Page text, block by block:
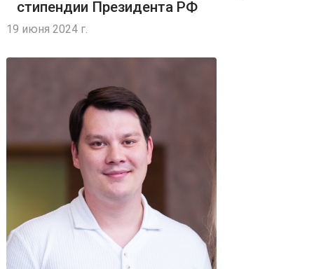
стипендии Президента РФ
19 июня 2024 г.